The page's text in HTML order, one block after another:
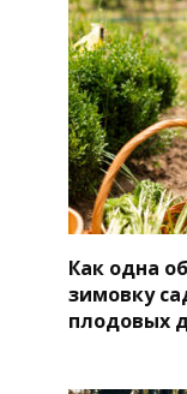
Как одна
зимовку
плодовых